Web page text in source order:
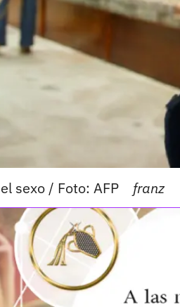
sexo / Foto: AFP franz